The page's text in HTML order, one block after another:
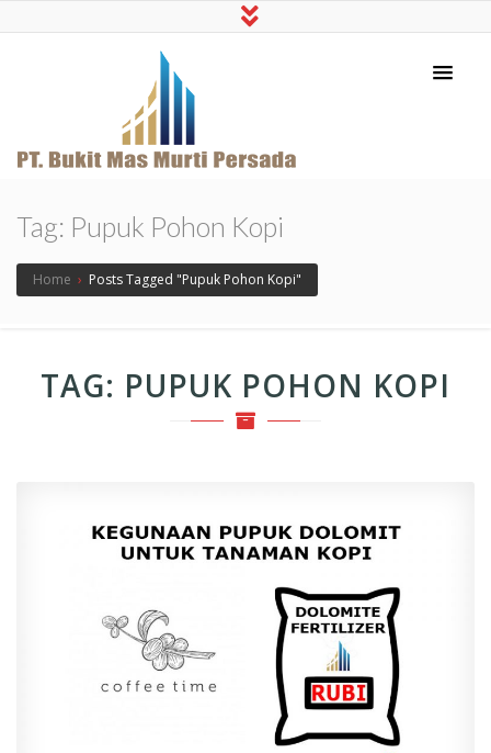
Persada
Tag: Pupuk Pohon Kopi
Home › Posts Tagged "Pupuk Pohon Kopi"
TAG: PUPUK POHON KOPI